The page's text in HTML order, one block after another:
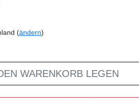
(ändern)
WARENKORB LEGEN